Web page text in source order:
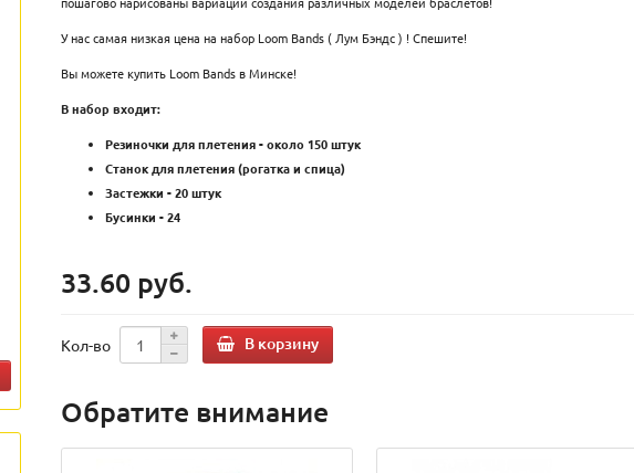
У нас самая низкая цена на набор Loom Bands ( Лум Бэндс ) ! Спешите!
Вы можете купить Loom Bands в Минске!
В набор входит:
Резиночки для плетения - около 150 штук
Станок для плетения (рогатка и спица)
Застежки - 20 штук
Бусинки - 24
33.60 руб.
Кол-во В корзину
Обратите внимание